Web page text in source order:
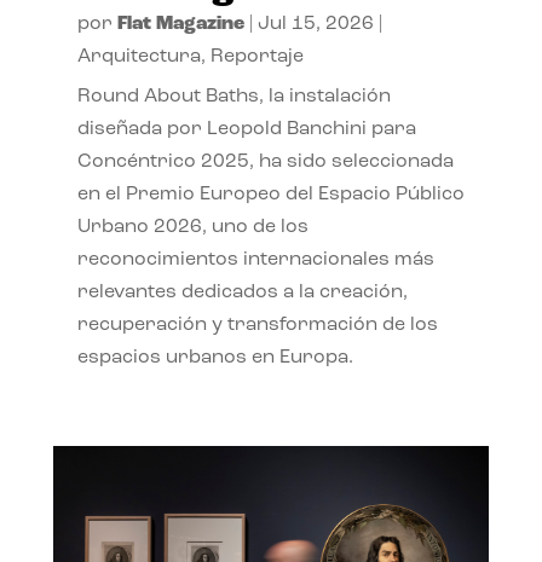
por Flat Magazine| Jul 15, 2026
Arquitectura, Reportaje
Round About Baths, la instalación
diseñada por Leopold Banchini para
Concéntrico 2025, ha sido seleccionada
en el Premio Europeo del Espacio Público
Urbano 2026, uno de los
reconocimientos internacionales más
relevantes dedicados a la creación,
recuperación y transformación de los
espacios urbanos en Europa.